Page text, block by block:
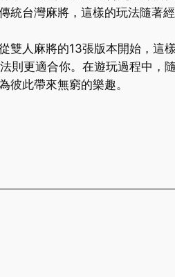
台灣麻將，這樣的玩法隨著
雙人麻將的13張版本開始，
則更適合你。在遊玩過程中
彼此帶來無窮的樂趣。